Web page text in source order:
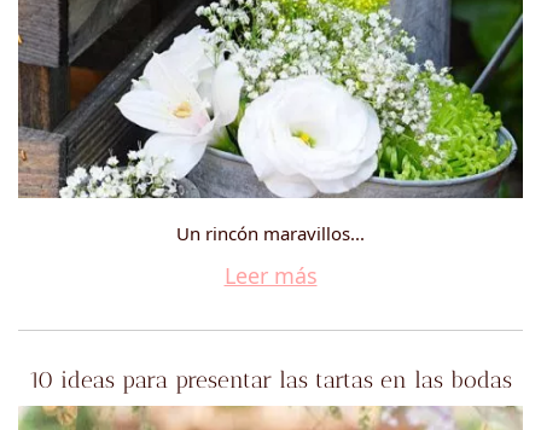
Un rincón maravillos...
Leer más
10 ideas para presentar las tartas en las bodas